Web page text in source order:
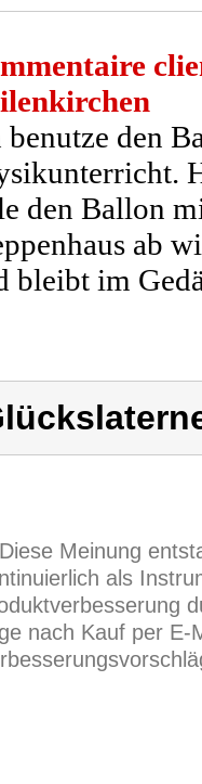
benutze den
den Ballon
ab
bleibt im
Meinung
als
nach Kauf per E-